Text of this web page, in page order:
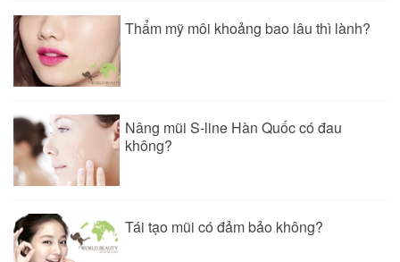
Thẩm mỹ môi khoảng bao lâu thì lành?
Nâng mũi S-line Hàn Quốc có đau
không?
Tái tạo mũi có đảm bảo không?